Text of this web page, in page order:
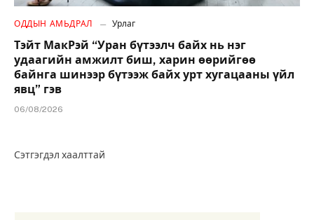
ОДДЫН АМЬДРАЛ Урлаг
Тэйт МакРэй “Уран бүтээлч байх нь нэг
удаагийн амжилт биш, харин өөрийгөө
байнга шинээр бүтээж байх урт хугацааны үйл
явц” гэв
06/08/2026
Сэтгэгдэл хаалттай